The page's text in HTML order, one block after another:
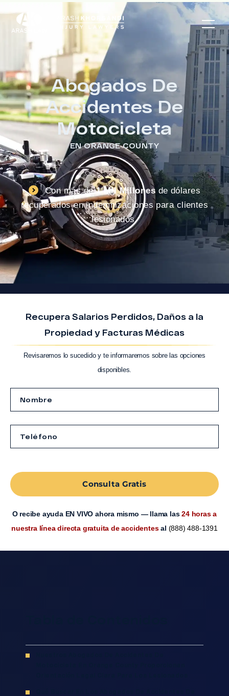
Abogados De
Accidentes De
Motocicleta
EN ORANGE COUNTY
Con más de1 Mil Millones de dólares
recuperados en indemnizaciones para clientes
lesionados.
Recupera Salarios Perdidos, Daños a la
Propiedad y Facturas Médicas
Revisaremos lo sucedido y te informaremos sobre las opciones
disponibles.
Consulta Gratis
O recibe ayuda EN VIVO ahora mismo — llama las24 horas a
nuestra línea directa gratuita de accidentesal (888) 488-1391